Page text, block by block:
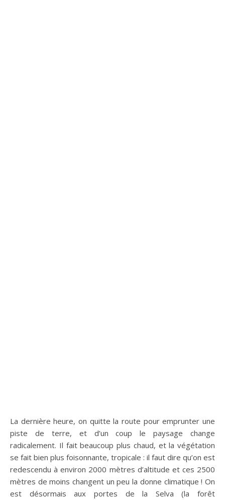
La dernière heure, on quitte la route pour emprunter une
piste de terre, et d’un coup le paysage change
radicalement. Il fait beaucoup plus chaud, et la végétation
se fait bien plus foisonnante, tropicale : il faut dire qu’on est
redescendu à environ 2000 mètres d’altitude et ces 2500
mètres de moins changent un peu la donne climatique ! On
est désormais aux portes de la Selva (la forêt